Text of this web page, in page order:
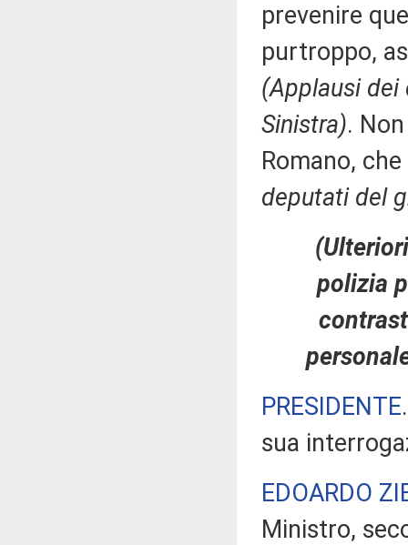
prevenire
purtroppo,
(Applausi dei
Sinistra).
Romano,
deputati del
polizia
PRESIDENTE
sua
EDOARDO
Ministro,